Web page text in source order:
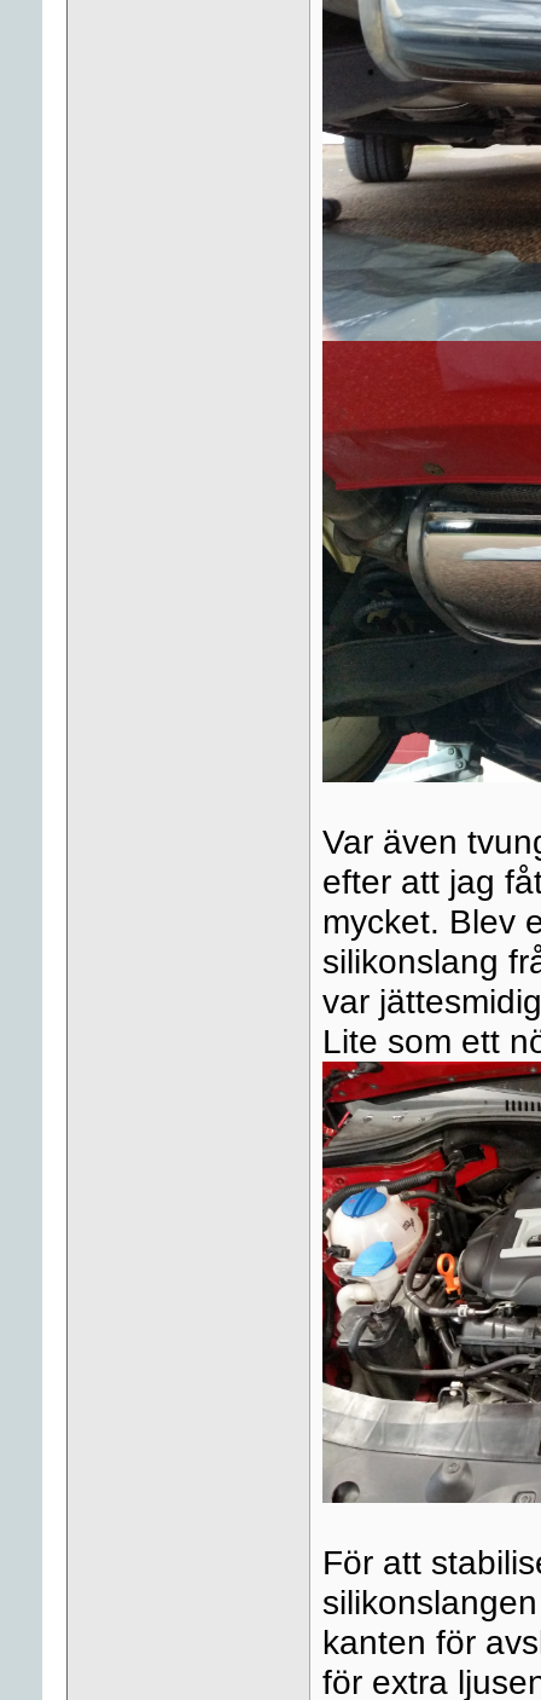
Var även
efter att jag
mycket. Blev
silikonslang
var
Lite som ett
För att
kanten för
för extra